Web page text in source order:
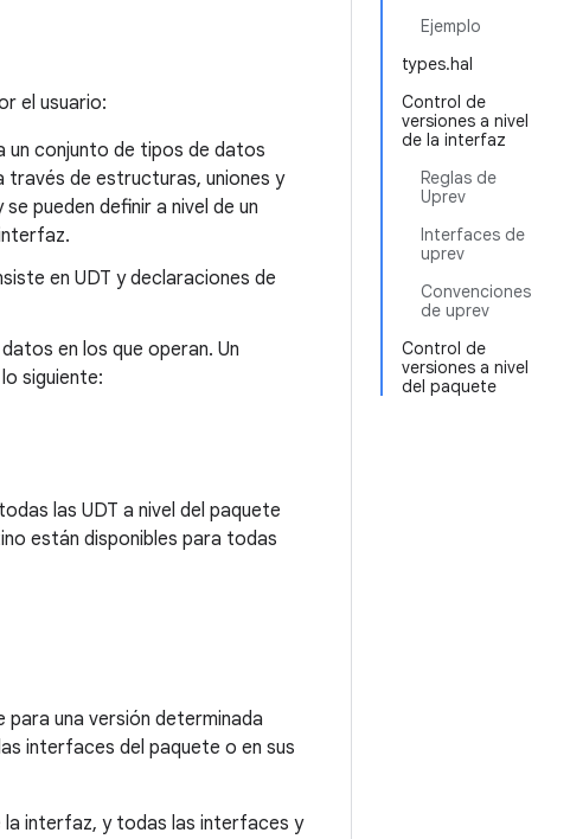
Ejemplo
types.hal
Control de
versiones a nivel
de la interfaz
Reglas de
Uprev
Interfaces de
uprev
Convenciones
de uprev
Control de
versiones a nivel
del paquete
el usuario:
un conjunto de tipos de datos
través de estructuras, uniones y
pueden definir a nivel de un
en UDT y declaraciones de
en los que operan. Un
siguiente:
las UDT a nivel del paquete
están disponibles para todas
para una versión determinada
interfaces del paquete o en sus
la interfaz, y todas las interfaces y